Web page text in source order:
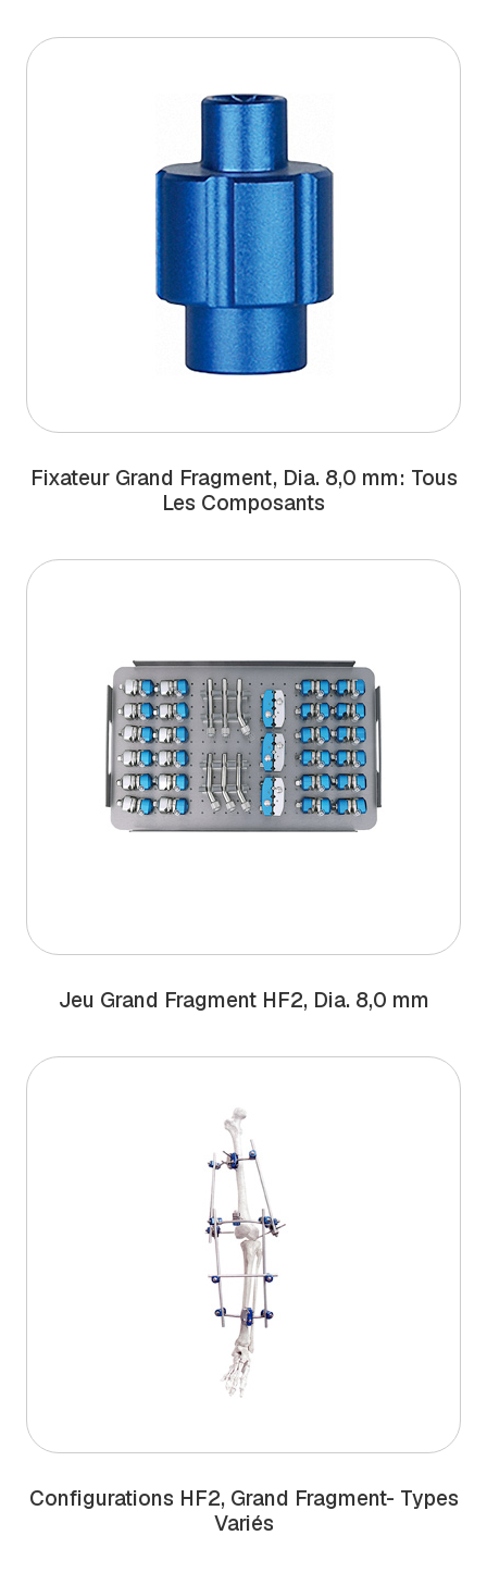
Fixateur Grand Fragment, Dia. 8,0 mm: Tous
Les Composants
Jeu Grand Fragment HF2, Dia. 8,0 mm
Configurations HF2, Grand Fragment- Types
Variés